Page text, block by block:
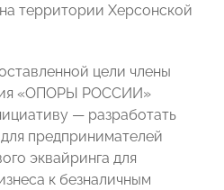
территории Херсонской
цели члены
«ОПОРЫ РОССИИ»
— разработать
предпринимателей
эквайринга для
к безналичным